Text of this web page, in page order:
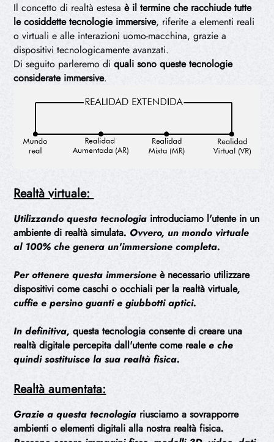
Il concetto di realtà estesaè il termine che racchiude tutte
le cosiddette tecnologie immersive, riferite a elementi reali
o virtuali e alle interazioni uomo-macchina, grazie a
dispositivi tecnologicamente avanzati.
Di seguito parleremo diquali sono queste tecnologie
considerate immersive.
Realtà virtuale:
Utilizzando questa tecnologia introduciamo l'utente in un
ambiente di realtà simulata. Ovvero, un mondo virtuale
al 100% che genera un'immersione completa.
Per ottenere questa immersioneè necessario utilizzare
dispositivi come caschi o occhiali per la realtà virtuale,
cuffie e persino guanti e giubbotti aptici.
In definitiva,questa tecnologia consente di creare una
realtà digitale percepita dall'utente come realee che
quindi sostituisce la sua realtà fisica.
Realtà aumentata:
Grazie a questa tecnologia riusciamo a sovrapporre
ambienti o elementi digitali alla nostra realtà fisica.